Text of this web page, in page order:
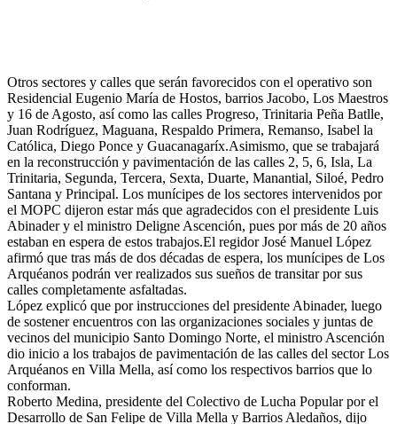
Otros sectores y calles que serán favorecidos con el operativo son
Residencial Eugenio María de Hostos, barrios Jacobo, Los Maestros
y 16 de Agosto, así como las calles Progreso, Trinitaria Peña Batlle,
Juan Rodríguez, Maguana, Respaldo Primera, Remanso, Isabel la
Católica, Diego Ponce y Guacanagaríx.Asimismo, que se trabajará
en la reconstrucción y pavimentación de las calles 2, 5, 6, Isla, La
Trinitaria, Segunda, Tercera, Sexta, Duarte, Manantial, Siloé, Pedro
Santana y Principal. Los munícipes de los sectores intervenidos por
el MOPC dijeron estar más que agradecidos con el presidente Luis
Abinader y el ministro Deligne Ascención, pues por más de 20 años
estaban en espera de estos trabajos.El regidor José Manuel López
afirmó que tras más de dos décadas de espera, los munícipes de Los
Arquéanos podrán ver realizados sus sueños de transitar por sus
calles completamente asfaltadas.
López explicó que por instrucciones del presidente Abinader, luego
de sostener encuentros con las organizaciones sociales y juntas de
vecinos del municipio Santo Domingo Norte, el ministro Ascención
dio inicio a los trabajos de pavimentación de las calles del sector Los
Arquéanos en Villa Mella, así como los respectivos barrios que lo
conforman.
Roberto Medina, presidente del Colectivo de Lucha Popular por el
Desarrollo de San Felipe de Villa Mella y Barrios Aledaños, dijo